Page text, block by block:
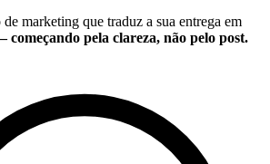
marketing que traduz a sua entrega em
pela clareza, não pelo post.